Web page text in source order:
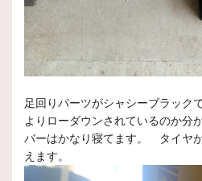
足回りパーツがシャシーブラック
よりローダウンされているのか分
バーはかなり寝てます。 タイヤ
えます。